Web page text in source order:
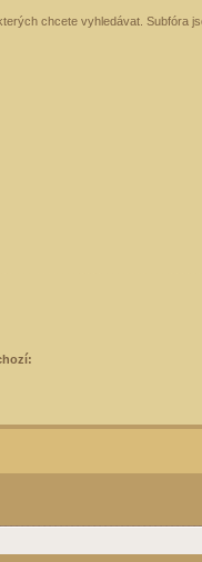
chcete vyhledávat. Subfóra